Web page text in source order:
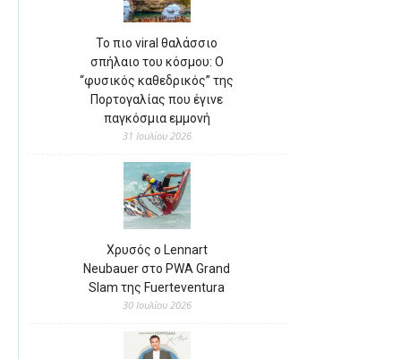
Το πιο viral θαλάσσιο
σπήλαιο του κόσμου: Ο
“φυσικός καθεδρικός” της
Πορτογαλίας που έγινε
παγκόσμια εμμονή
31 Ιουλίου 2026
Χρυσός ο Lennart
Neubauer στο PWA Grand
Slam της Fuerteventura
30 Ιουλίου 2026